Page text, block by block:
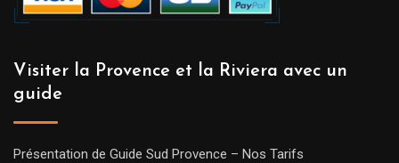
Visiter la Provence et la Riviera avec un
guide
Présentation de Guide Sud Provence – Nos Tarifs